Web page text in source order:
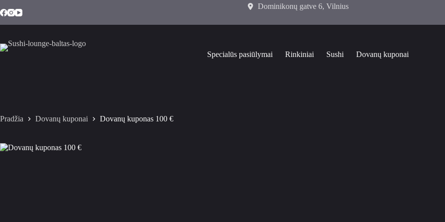
Dominikonų gatve 6, Vilnius
Specialūs pasiūlymai Rinkiniai Sushi Dovanų kuponai
Pradžia Dovanų kuponai Dovanų kuponas 100 €